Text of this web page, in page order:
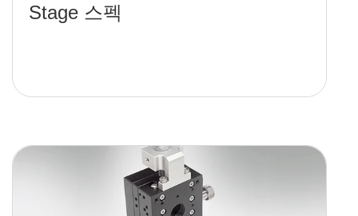
Stage 스펙